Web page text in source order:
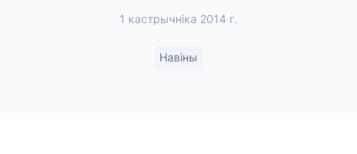
1 кастрычніка 2014 г.
Навіны